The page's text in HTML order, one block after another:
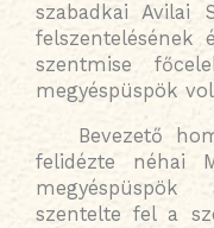
szabadkai Avilai
felszentelésének
szentmise
megyéspüspök
Bevezető
felidézte néhai
szentelte fel a